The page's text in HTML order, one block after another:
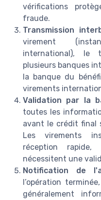
vérifications
fraude.
Transmission
virement
international), le
plusieurs banques
la banque du
virements
Validation par la
toutes les
avant le crédit final
Les virements
réception
nécessitent une
Notification de
l’opération
généralement